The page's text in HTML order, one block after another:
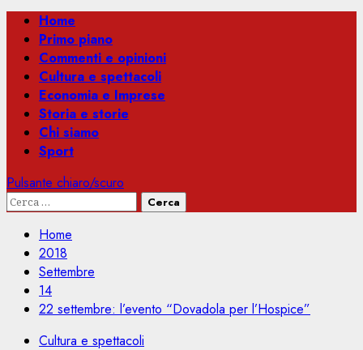
Menu
principale
Home
Primo piano
Commenti e opinioni
Cultura e spettacoli
Economia e Imprese
Storia e storie
Chi siamo
Sport
Pulsante chiaro/scuro
Ricerca
Home
2018
Settembre
14
22 settembre: l’evento “Dovadola per l’Hospice”
Cultura e spettacoli